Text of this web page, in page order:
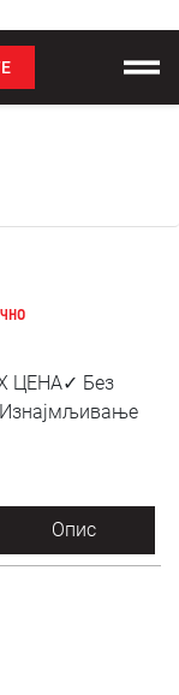
питања
ЦЕНА✓ Без
Опис